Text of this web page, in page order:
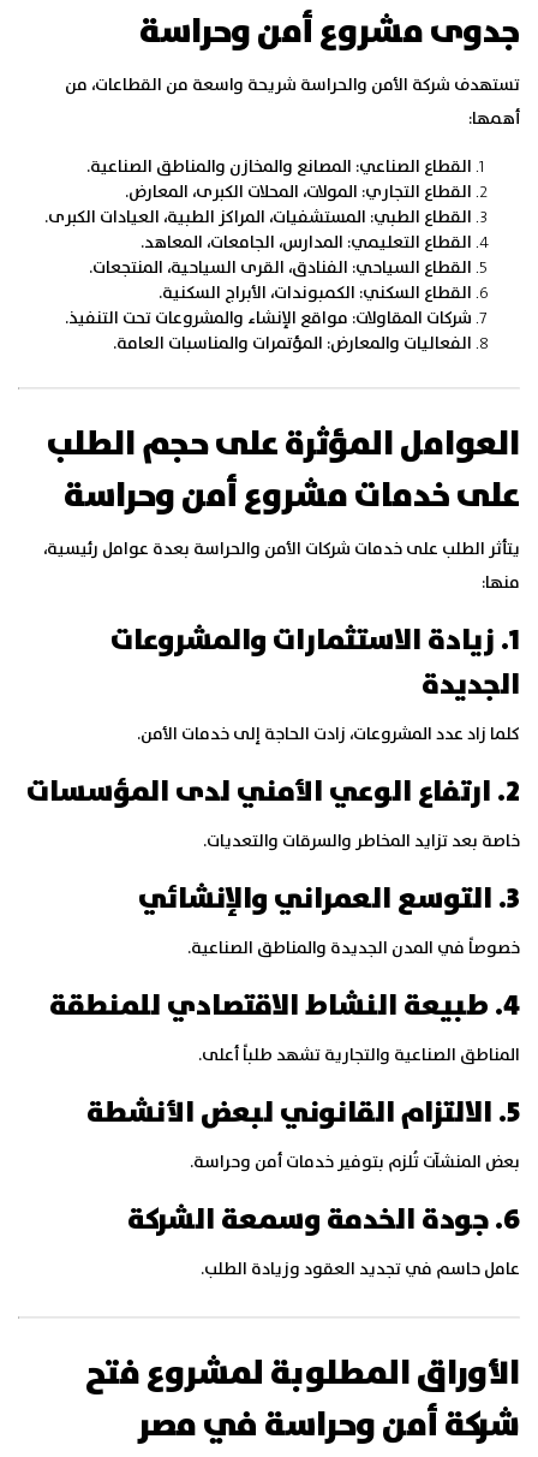
جدوى مشروع أمن وحراسة
تستهدف شركة الأمن والحراسة شريحة واسعة من القطاعات، من
أهمها:
القطاع الصناعي: المصانع والمخازن والمناطق الصناعية.
القطاع التجاري: المولات، المحلات الكبرى، المعارض.
القطاع الطبي: المستشفيات، المراكز الطبية، العيادات الكبرى.
القطاع التعليمي: المدارس، الجامعات، المعاهد.
القطاع السياحي: الفنادق، القرى السياحية، المنتجعات.
القطاع السكني: الكمبوندات، الأبراج السكنية.
شركات المقاولات: مواقع الإنشاء والمشروعات تحت التنفيذ.
الفعاليات والمعارض: المؤتمرات والمناسبات العامة.
العوامل المؤثرة على حجم الطلب
على خدمات مشروع أمن وحراسة
يتأثر الطلب على خدمات شركات الأمن والحراسة بعدة عوامل رئيسية،
منها:
1. زيادة الاستثمارات والمشروعات
الجديدة
كلما زاد عدد المشروعات، زادت الحاجة إلى خدمات الأمن.
2. ارتفاع الوعي الأمني لدى المؤسسات
خاصة بعد تزايد المخاطر والسرقات والتعديات.
3. التوسع العمراني والإنشائي
خصوصاً في المدن الجديدة والمناطق الصناعية.
4. طبيعة النشاط الاقتصادي للمنطقة
المناطق الصناعية والتجارية تشهد طلباً أعلى.
5. الالتزام القانوني لبعض الأنشطة
بعض المنشآت تُلزم بتوفير خدمات أمن وحراسة.
6. جودة الخدمة وسمعة الشركة
عامل حاسم في تجديد العقود وزيادة الطلب.
الأوراق المطلوبة لمشروع فتح
شركة أمن وحراسة في مصر